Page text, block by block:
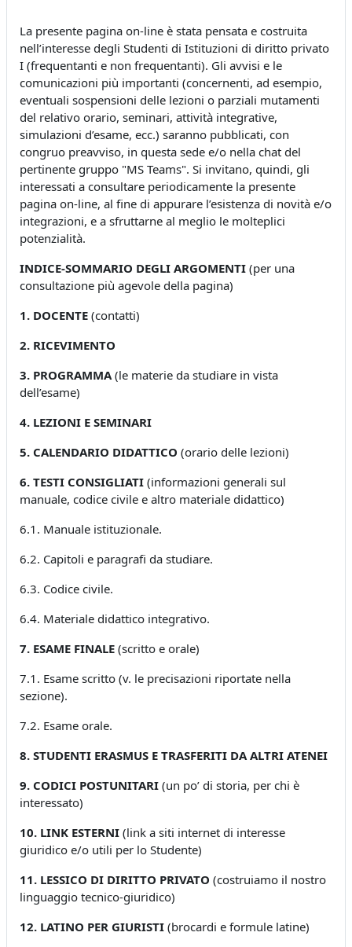
La presente pagina on-line è stata pensata e costruita
nell’interesse degli Studenti di Istituzioni di diritto privato
I (frequentanti e non frequentanti). Gli avvisi e le
comunicazioni più importanti (concernenti, ad esempio,
eventuali sospensioni delle lezioni o parziali mutamenti
del relativo orario, seminari, attività integrative,
simulazioni d’esame, ecc.) saranno pubblicati, con
congruo preavviso, in questa sede e/o nella chat del
pertinente gruppo "MS Teams". Si invitano, quindi, gli
interessati a consultare periodicamente la presente
pagina on-line, al fine di appurare l’esistenza di novità e/o
integrazioni, e a sfruttarne al meglio le molteplici
potenzialità.
INDICE-SOMMARIO DEGLI ARGOMENTI (per una
consultazione più agevole della pagina)
1. DOCENTE (contatti)
2. RICEVIMENTO
3. PROGRAMMA(le materie da studiare in vista
dell’esame)
4. LEZIONI E SEMINARI
5. CALENDARIO DIDATTICO (orario delle lezioni)
6. TESTI CONSIGLIATI (informazioni generali sul
manuale, codice civile e altro materiale didattico)
6.1. Manuale istituzionale.
6.2. Capitoli e paragrafi da studiare.
6.3. Codice civile.
6.4. Materiale didattico integrativo.
7. ESAME FINALE (scritto e orale)
7.1. Esame scritto (v. le precisazioni riportate nella
sezione).
7.2. Esame orale.
8. STUDENTI ERASMUS E TRASFERITI DA ALTRI ATENEI
9. CODICI POSTUNITARI (un po’ di storia, per chi è
interessato)
10. LINK ESTERNI (link a siti internet di interesse
giuridico e/o utili per lo Studente)
11. LESSICO DI DIRITTO PRIVATO (costruiamo il nostro
linguaggio tecnico-giuridico)
12. LATINO PER GIURISTI (brocardi e formule latine)